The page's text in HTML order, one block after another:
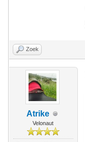
Zoek
Atrike
Velonaut